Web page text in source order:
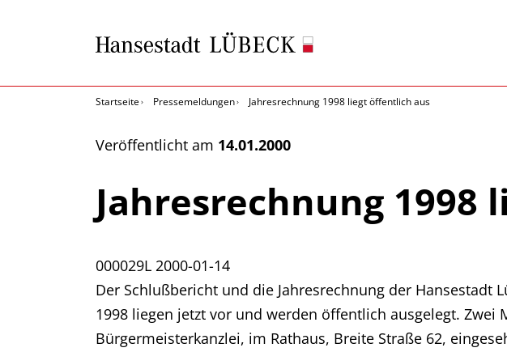
Startseite Pressemeldungen Jahresrechnung 1998 liegt öffentlich aus
Veröffentlicht am 14.01.2000
Jahresrechnung
000029L 2000-01-14
Der Schlußbericht und die Jahresrechnung der
1998 liegen jetzt vor und werden öffentlich ausgelegt.
Bürgermeisterkanzlei, im Rathaus, Breite Straße 62,